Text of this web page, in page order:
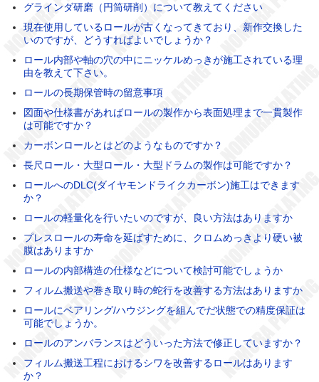
グラインダ研磨（円筒研削）について教えてください
現在使用しているロールが古くなってきており、新作交換した
いのですが、どうすればよいでしょうか？
ロール内部や軸の穴の中にニッケルめっきが施工されている理
由を教えて下さい。
ロールの長期保管時の留意事項
図面や仕様書があればロールの製作から表面処理まで一貫製作
は可能ですか？
カーボンロールとはどのようなものですか？
長尺ロール・大型ロール・大型ドラムの製作は可能ですか？
ロールへのDLC(ダイヤモンドライクカーボン)施工はできます
か？
ロールの軽量化を行いたいのですが、良い方法はありますか
プレスロールの寿命を延ばすために、クロムめっきより硬い被
膜はありますか
ロールの内部構造の仕様などについて検討可能でしょうか
フィルム搬送や巻き取り時の蛇行を改善する方法はありますか
ロールにベアリング/ハウジングを組んでだ状態での精度保証は
可能でしょうか。
ロールのアンバランスはどういった方法で修正していますか？
フィルム搬送工程におけるシワを改善するロールはあります
か？